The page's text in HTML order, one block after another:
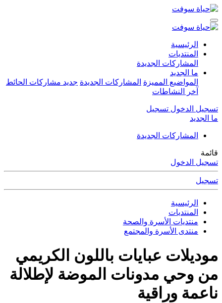
الرئيسية
المنتديات
المشاركات الجديدة
ما الجديد
المواضيع المميزة المشاركات الجديدة جديد مشاركات الحائط
آخر النشاطات
تسجيل الدخول تسجيل
ما الجديد
المشاركات الجديدة
قائمة
تسجيل الدخول
تسجيل
الرئيسية
المنتديات
منتديات الأسرة والصحة
منتدى الأسرة والمجتمع
موديلات عبايات باللون الكريمي
من وحي مدونات الموضة لإطلالة
ناعمة وراقية